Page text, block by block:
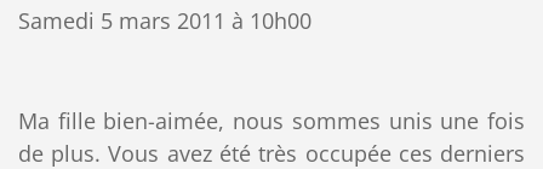
Samedi 5 mars 2011 à 10h00
Ma fille bien-aimée, nous sommes unis une fois
de plus. Vous avez été très occupée ces derniers